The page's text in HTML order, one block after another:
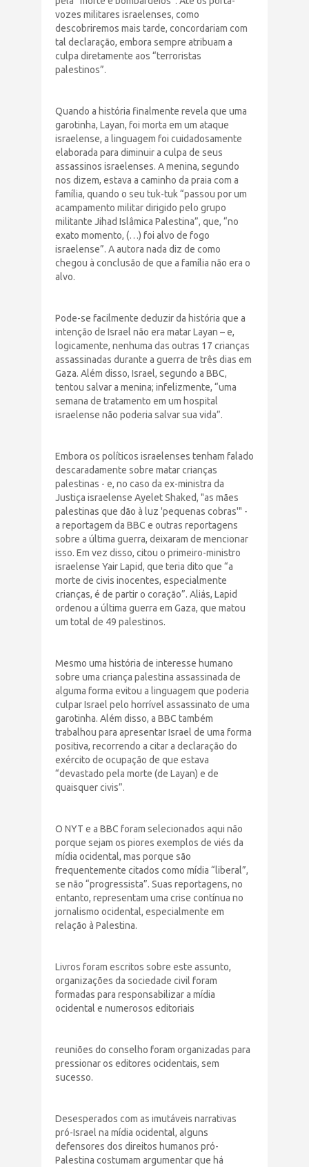
vozes militares israelenses, como
descobriremos mais tarde, concordariam com
tal declaração, embora sempre atribuam a
culpa diretamente aos “terroristas
palestinos”.
Quando a história finalmente revela que uma
garotinha, Layan, foi morta em um ataque
israelense, a linguagem foi cuidadosamente
elaborada para diminuir a culpa de seus
assassinos israelenses. A menina, segundo
nos dizem, estava a caminho da praia com a
família, quando o seu tuk-tuk “passou por um
acampamento militar dirigido pelo grupo
militante Jihad Islâmica Palestina”, que, “no
exato momento, (…) foi alvo de fogo
israelense”. A autora nada diz de como
chegou à conclusão de que a família não era o
alvo.
Pode-se facilmente deduzir da história que a
intenção de Israel não era matar Layan – e,
logicamente, nenhuma das outras 17 crianças
assassinadas durante a guerra de três dias em
Gaza. Além disso, Israel, segundo a BBC,
tentou salvar a menina; infelizmente, “uma
semana de tratamento em um hospital
israelense não poderia salvar sua vida”.
Embora os políticos israelenses tenham falado
descaradamente sobre matar crianças
palestinas - e, no caso da ex-ministra da
Justiça israelense Ayelet Shaked, "as mães
palestinas que dão à luz 'pequenas cobras'" -
a reportagem da BBC e outras reportagens
sobre a última guerra, deixaram de mencionar
isso. Em vez disso, citou o primeiro-ministro
israelense Yair Lapid, que teria dito que “a
morte de civis inocentes, especialmente
crianças, é de partir o coração”. Aliás, Lapid
ordenou a última guerra em Gaza, que matou
um total de 49 palestinos.
Mesmo uma história de interesse humano
sobre uma criança palestina assassinada de
alguma forma evitou a linguagem que poderia
culpar Israel pelo horrível assassinato de uma
garotinha. Além disso, a BBC também
trabalhou para apresentar Israel de uma forma
positiva, recorrendo a citar a declaração do
exército de ocupação de que estava
“devastado pela morte (de Layan) e de
quaisquer civis”.
O NYT e a BBC foram selecionados aqui não
porque sejam os piores exemplos de viés da
mídia ocidental, mas porque são
frequentemente citados como mídia “liberal”,
se não “progressista”. Suas reportagens, no
entanto, representam uma crise contínua no
jornalismo ocidental, especialmente em
relação à Palestina.
Livros foram escritos sobre este assunto,
organizações da sociedade civil foram
formadas para responsabilizar a mídia
ocidental e numerosos editoriais
reuniões do conselho foram organizadas para
pressionar os editores ocidentais, sem
sucesso.
Desesperados com as imutáveis ​​narrativas
pró-Israel na mídia ocidental, alguns
defensores dos direitos humanos pró-
Palestina costumam argumentar que há